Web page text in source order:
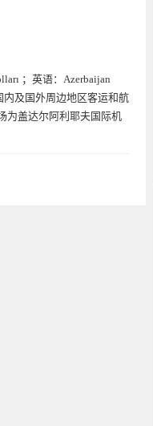
；英语：Azerbaijan
及国外周边地区客运和航
为盖达尔阿利耶夫国际机